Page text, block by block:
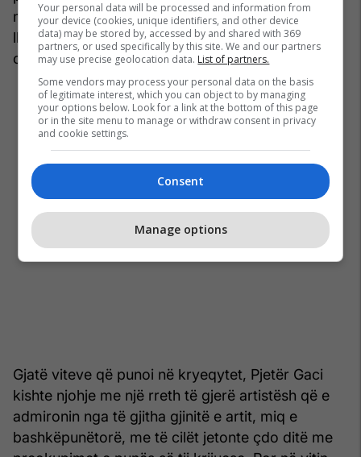
menduara e me përmbajtje të thellë si “Na
llogaritni edhe ne”, e herë gazmore si “Tik tak
ora”.
Gjatë viteve që punoi në kryeqytet, Pjetër Gaci
kishte njohje me një rreth të gjerë artistësh që e
admironin nga të gjitha gjinitë e artit, miq e
bashkëpunëtorë, me të cilët jetonte çdo ditë me
Your personal data will be processed and information from
your device (cookies, unique identifiers, and other device
data) may be stored by, accessed by and shared with 369
partners, or used specifically by this site. We and our partners
may use precise geolocation data. List of partners.
Some vendors may process your personal data on the basis
of legitimate interest, which you can object to by managing
your options below. Look for a link at the bottom of this page
or in the site menu to manage or withdraw consent in privacy
and cookie settings.
Consent
Manage options